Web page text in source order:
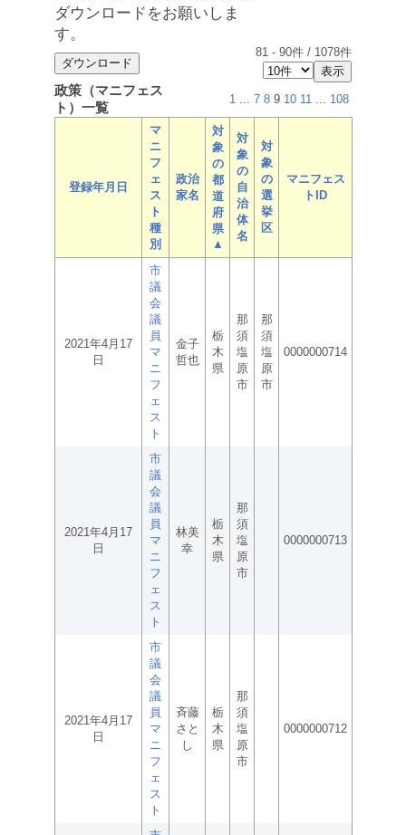
ダウンロードをお願いしま
す。
81 - 90件 / 1078件
政策（マニフェス
ト）一覧
1 ... 7 8 9 10 11 ... 108
登録年月日
マ
ニ
フ
ェ
ス
ト
種
別
政治
家名
対
象
の
都
道
府
県
▲
対
象
の
自
治
体
名
対
象
の
選
挙
区
マニフェス
トID
2021年4月17
日
市
議
会
議
員
マ
ニ
フ
ェ
ス
ト
金子
哲也
栃
木
県
那
須
塩
原
市
那
須
塩
原
市
0000000714
2021年4月17
日
市
議
会
議
員
マ
ニ
フ
ェ
ス
ト
林美
幸
栃
木
県
那
須
塩
原
市
0000000713
2021年4月17
日
市
議
会
議
員
マ
ニ
フ
ェ
ス
ト
斉藤
さと
し
栃
木
県
那
須
塩
原
市
0000000712